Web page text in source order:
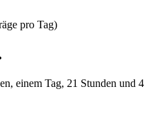
pro Tag)
einem Tag, 21 Stunden und 4